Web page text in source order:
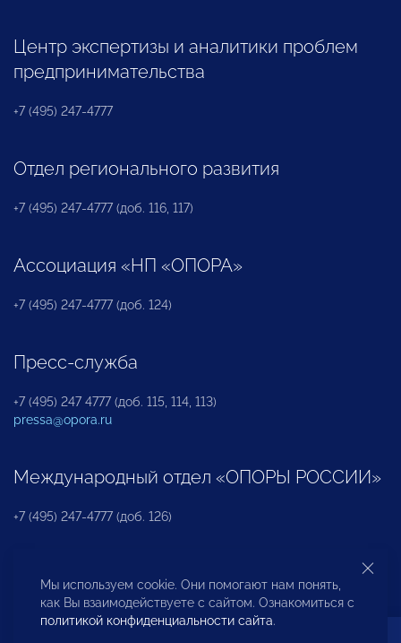
Центр экспертизы и аналитики проблем
предпринимательства
+7 (495) 247-4777
Отдел регионального развития
+7 (495) 247-4777 (доб. 116, 117)
Ассоциация «НП «ОПОРА»
+7 (495) 247-4777 (доб. 124)
Пресс-служба
+7 (495) 247 4777 (доб. 115, 114, 113)
pressa@opora.ru
Международный отдел «ОПОРЫ РОССИИ»
+7 (495) 247-4777 (доб. 126)
Бюро по защите прав предпринимателей и
инвесторов
Мы используем cookie. Они помогают нам понять,
как Вы взаимодействуете с сайтом. Ознакомиться с
политикой конфиденциальности сайта.